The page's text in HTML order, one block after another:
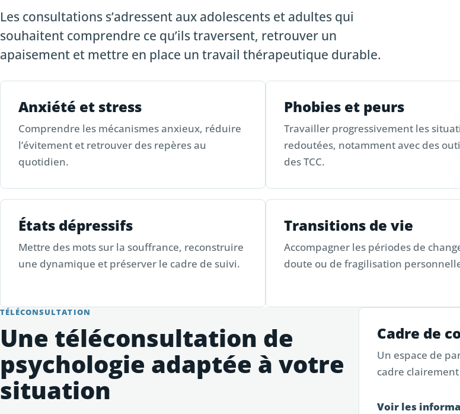
Les consultations s’adressent aux adolescents et adultes qui
souhaitent comprendre ce qu’ils traversent, retrouver un
apaisement et mettre en place un travail thérapeutique durable.
Anxiété et stress
Comprendre les mécanismes anxieux, réduire
l’évitement et retrouver des repères au
quotidien.
Phobies et peurs
Travailler progressivement les
redoutées, notamment avec des
des TCC.
États dépressifs
Mettre des mots sur la souffrance, reconstruire
une dynamique et préserver le cadre de suivi.
Transitions de vie
Accompagner les périodes de
doute ou de fragilisation
TÉLÉCONSULTATION
Une téléconsultation de
psychologie adaptée à votre
situation
Cadre de
Un espace de
cadre
Voir les